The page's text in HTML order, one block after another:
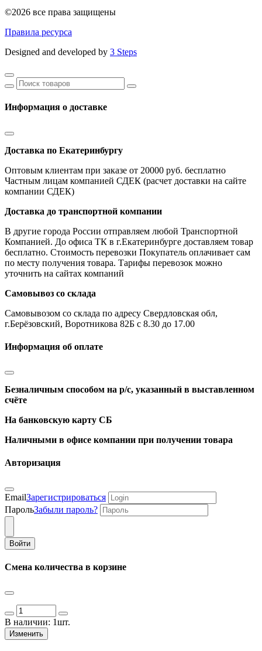
©2026 все права защищены
Правила ресурса
Designed and developed by 3 Steps
Информация о доставке
Доставка по Екатеринбургу
Оптовым клиентам при заказе от 20000 руб. бесплатно
Частным лицам компанией СДЕК (расчет доставки на сайте
компании СДЕК)
Доставка до транспортной компании
В другие города России отправляем любой Транспортной
Компанией. До офиса ТК в г.Екатеринбурге доставляем товар
бесплатно. Стоимость перевозки Покупатель оплачивает сам
по месту получения товара. Тарифы перевозок можно
уточнить на сайтах компаний
Самовывоз со склада
Самовывозом со склада по адресу Свердловская обл,
г.Берёзовский, Воротникова 82Б с 8.30 до 17.00
Информация об оплате
Безналичным способом на р/с, указанный в выставленном
счёте
На банковскую карту СБ
Наличными в офисе компании при получении товара
Авторизация
EmailЗарегистрироваться
ПарольЗабыли пароль?
Войти
Смена количества в корзине
В наличии: 1шт.
Изменить